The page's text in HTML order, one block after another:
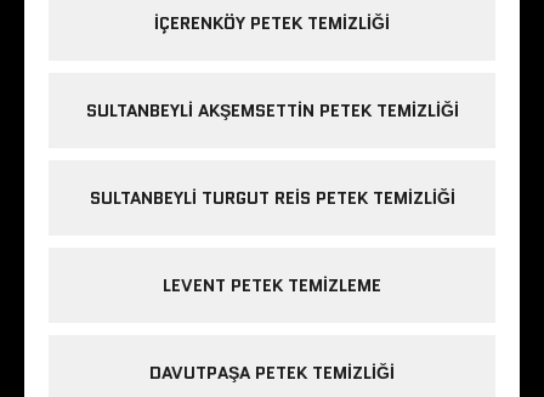
IÇERENKÖY PETEK TEMIZLIĞI
SULTANBEYLI AKŞEMSETTIN PETEK TEMIZLIĞI
SULTANBEYLI TURGUT REIS PETEK TEMIZLIĞI
LEVENT PETEK TEMIZLEME
DAVUTPAŞA PETEK TEMIZLIĞI